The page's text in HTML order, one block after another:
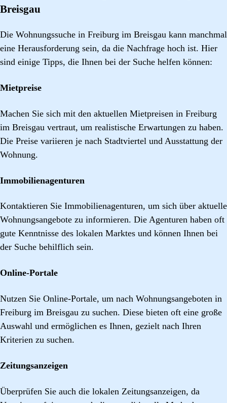
Breisgau
Die Wohnungssuche in Freiburg im Breisgau kann manchmal
eine Herausforderung sein, da die Nachfrage hoch ist. Hier
sind einige Tipps, die Ihnen bei der Suche helfen können:
Mietpreise
Machen Sie sich mit den aktuellen Mietpreisen in Freiburg
im Breisgau vertraut, um realistische Erwartungen zu haben.
Die Preise variieren je nach Stadtviertel und Ausstattung der
Wohnung.
Immobilienagenturen
Kontaktieren Sie Immobilienagenturen, um sich über aktuelle
Wohnungsangebote zu informieren. Die Agenturen haben oft
gute Kenntnisse des lokalen Marktes und können Ihnen bei
der Suche behilflich sein.
Online-Portale
Nutzen Sie Online-Portale, um nach Wohnungsangeboten in
Freiburg im Breisgau zu suchen. Diese bieten oft eine große
Auswahl und ermöglichen es Ihnen, gezielt nach Ihren
Kriterien zu suchen.
Zeitungsanzeigen
Überprüfen Sie auch die lokalen Zeitungsanzeigen, da